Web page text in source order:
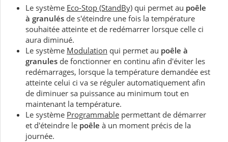
Le système Eco-Stop (StandBy) qui permet au poêle
à granulés de s'éteindre une fois la température
souhaitée atteinte et de redémarrer lorsque celle ci
aura diminué.
Le système Modulation qui permet au poêle à
granules de fonctionner en continu afin d'éviter les
redémarrages, lorsque la température demandée est
atteinte celui ci va se réguler automatiquement afin
de diminuer sa puissance au minimum tout en
maintenant la température.
Le système Programmable permettant de démarrer
et d'éteindre le poêle à un moment précis de la
journée.